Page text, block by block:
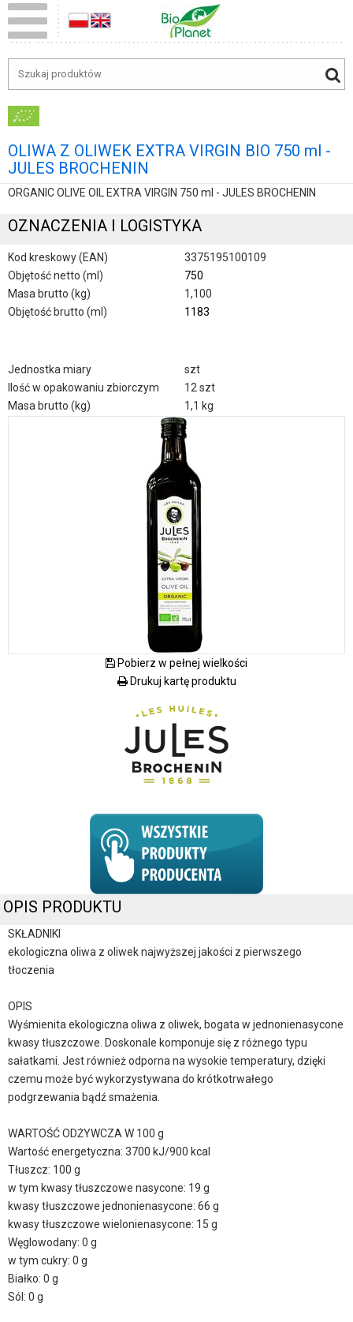
OLIWA Z OLIWEK EXTRA VIRGIN BIO 750 ml -
JULES BROCHENIN
ORGANIC OLIVE OIL EXTRA VIRGIN 750 ml - JULES BROCHENIN
OZNACZENIA I LOGISTYKA
Kod kreskowy (EAN)
3375195100109
Objętość netto (ml)
750
Masa brutto (kg)
1,100
Objętość brutto (ml)
1183
Jednostka miary
szt
Ilość w opakowaniu zbiorczym
12 szt
Masa brutto (kg)
1,1 kg
Pobierz w pełnej wielkości
Drukuj kartę produktu
OPIS PRODUKTU
SKŁADNIKI
ekologiczna oliwa z oliwek najwyższej jakości z pierwszego
tłoczenia
OPIS
Wyśmienita ekologiczna oliwa z oliwek, bogata w jednonienasycone
kwasy tłuszczowe. Doskonale komponuje się z różnego typu
sałatkami. Jest również odporna na wysokie temperatury, dzięki
czemu może być wykorzystywana do krótkotrwałego
podgrzewania bądź smażenia.
WARTOŚĆ ODŻYWCZA W 100 g
Wartość energetyczna: 3700 kJ/900 kcal
Tłuszcz: 100 g
w tym kwasy tłuszczowe nasycone: 19 g
kwasy tłuszczowe jednonienasycone: 66 g
kwasy tłuszczowe wielonienasycone: 15 g
Węglowodany: 0 g
w tym cukry: 0 g
Białko: 0 g
Sól: 0 g